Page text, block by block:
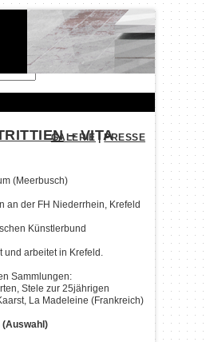
– VITA
GALERIE |PRESSE
(Meerbusch)
an der FH Niederrhein, Krefeld
Künstlerbund
und arbeitet in Krefeld.
Sammlungen:
Stele zur 25jährigen
La Madeleine (Frankreich)
(Auswahl)